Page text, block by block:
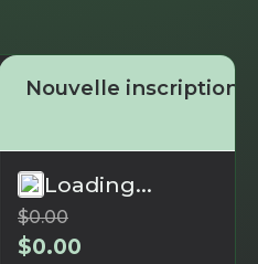
Nouvelle inscription
Loading...
$0.00
$0.00